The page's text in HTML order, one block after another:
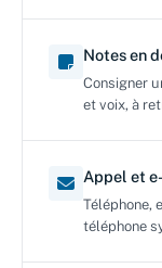
Notes en
Consigner
et voix, à
Appel et
Téléphone,
téléphone